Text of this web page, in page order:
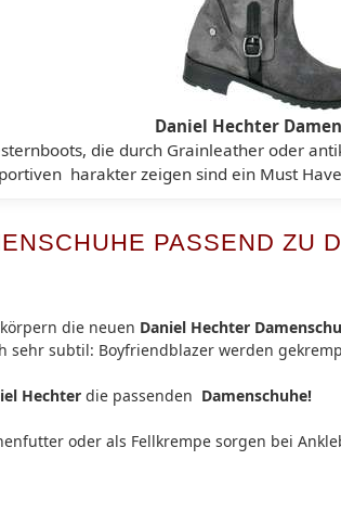
Daniel Hechter
die durch Grainleather oder
harakter zeigen sind ein Must
PASSEND ZU
die neuen Daniel Hechter
sehr subtil: Boyfriendblazer werden
Hechter die passenden Damenschuhe!
oder als Fellkrempe sorgen bei